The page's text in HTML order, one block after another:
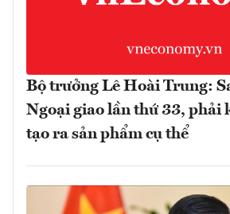
Bộ trưởng Lê Hoài Trung:
Ngoại giao lần thứ 33, phải
tạo ra sản phẩm cụ thể